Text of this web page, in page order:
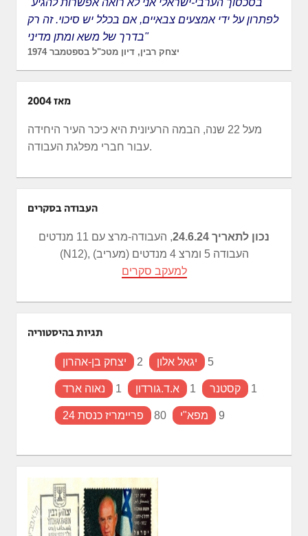
"בסכסוך הערבי-ישראלי אני לא רואה אפשרות להגיע
לפתרון על ידי אמצעים צבאיים, אם בכלל יש סיכוי. זה רק
בדרך של משא ומתן מדיני"
יצחק רבין, דיון מטכ"ל בספטמבר 1974
מאז 2004
מעל 22 שנה, הבמה הרעיונית היא כיכר העיר היחידה
עבור חברי מפלגת העבודה.
העבודה בסקרים
נכון לתאריך 24.6.24
, העבודה-מרצ עם 11 מנדטים
(N12), העבודה 5 ומרצ 4 מנדטים (מעריב)
למעקב סקרים
תגיות בהיסטוריה
יצחק בן-אהרון 2 יגאל אלון 5
נאוה ארד 1 א.ד.גורדון 1 קסטנר 1
פריימריז כנסת 24 80 מפא"י 9